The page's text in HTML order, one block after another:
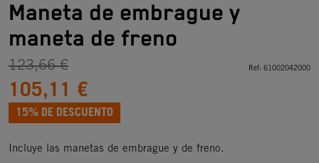
Maneta de embrague y
maneta de freno
123,66 €
105,11 €
15% DE DESCUENTO
Ref: 61002042000
Incluye las manetas de embrague y de freno.